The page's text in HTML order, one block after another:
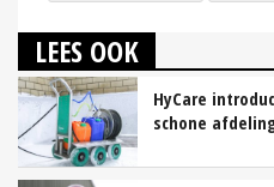
LEES OOK
HyCare
schone